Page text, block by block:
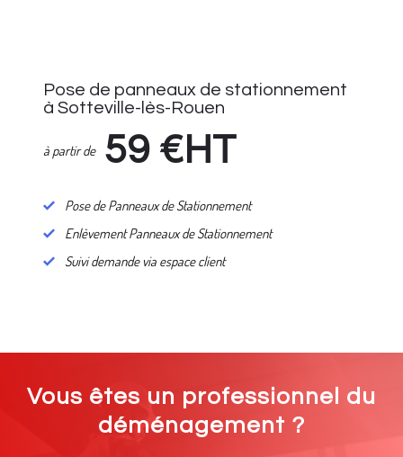
Pose de panneaux de stationnement
à Sotteville-lès-Rouen
à partir de 59 €HT
Pose de Panneaux de Stationnement
Enlèvement Panneaux de Stationnement
Suivi demande via espace client
Vous êtes un professionnel du
déménagement ?